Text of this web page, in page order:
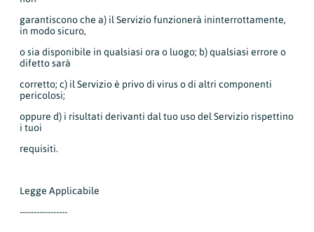
garantiscono che a) il Servizio funzionerà ininterrottamente,
in modo sicuro,
o sia disponibile in qualsiasi ora o luogo; b) qualsiasi errore o
difetto sarà
corretto; c) il Servizio è privo di virus o di altri componenti
pericolosi;
oppure d) i risultati derivanti dal tuo uso del Servizio rispettino
i tuoi
requisiti.
Legge Applicabile
-----------------